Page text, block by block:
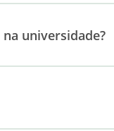
universidade?